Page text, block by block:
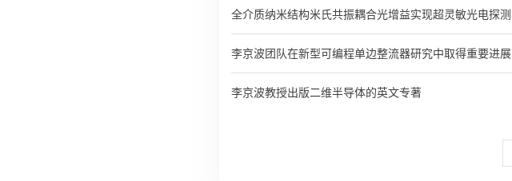
全介质纳米结构米氏共振耦合光增益实现超灵敏光电探测
李京波团队在新型可编程单边整流器研究中取得重要进展
李京波教授出版二维半导体的英文专著